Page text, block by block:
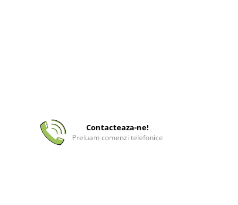
Contacteaza-ne!
Preluam comenzi telefonice